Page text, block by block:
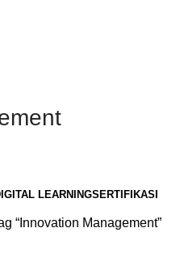
LEARNINGSERTIFIKASI
“Innovation Management”